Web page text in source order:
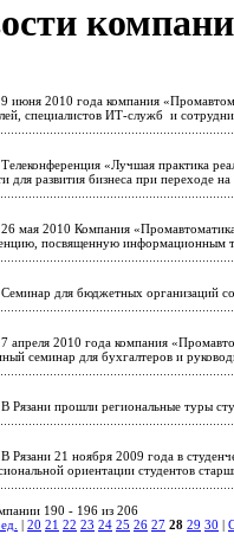
9 июня 2010 года компания
специалистов ИТ-служб и
Телеконференция «Лучшая практика
для развития бизнеса при переходе
26 мая 2010 Компания
посвященную информационным
Семинар для бюджетных организаций
7 апреля 2010 года компания
семинар для бухгалтеров и
В Рязани прошли региональные туры
В Рязани 21 ноября 2009 года в
ориентации студентов
190 - 196 из 206
20 21 22 23 24 25 26 27 28 29 30